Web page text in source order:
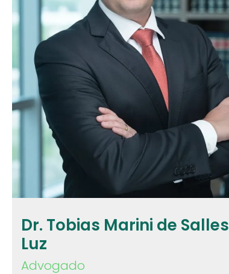
Dr. Tobias Marini de Salles
Luz
Advogado